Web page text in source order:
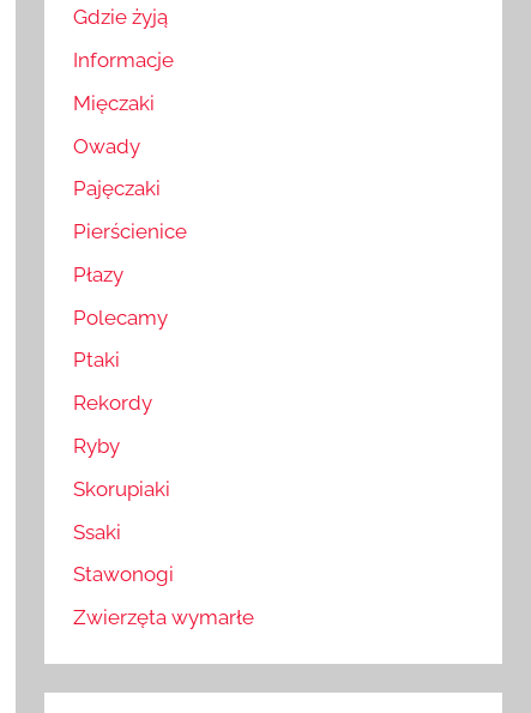
Gdzie żyją
Informacje
Mięczaki
Owady
Pajęczaki
Pierścienice
Płazy
Polecamy
Ptaki
Rekordy
Ryby
Skorupiaki
Ssaki
Stawonogi
Zwierzęta wymarłe